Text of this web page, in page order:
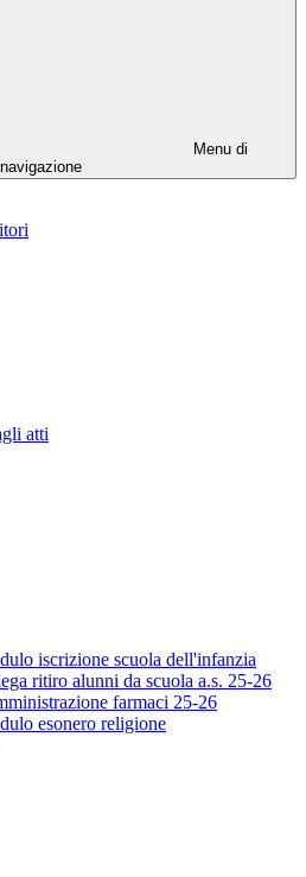
Menu di
navigazione
atti
iscrizione scuola dell'infanzia
ritiro alunni da scuola a.s. 25-26
farmaci 25-26
esonero religione